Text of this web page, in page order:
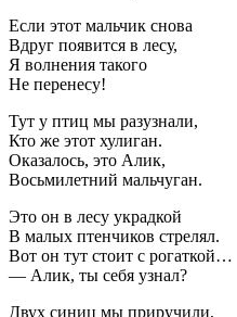
Если этот мальчик снова
Вдруг появится в лесу,
Я волнения такого
Не перенесу!
Тут у птиц мы разузнали,
Кто же этот хулиган.
Оказалось, это Алик,
Восьмилетний мальчуган.
Это он в лесу украдкой
В малых птенчиков стрелял.
Вот он тут стоит с рогаткой…
— Алик, ты себя узнал?
Двух синиц мы приручили,